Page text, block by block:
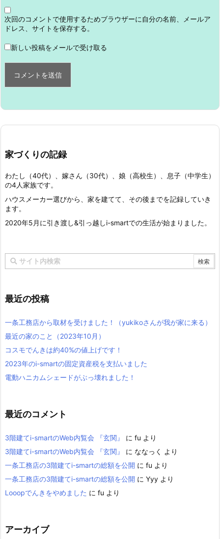
次回のコメントで使用するためブラウザーに自分の名前、メールア
ドレス、サイトを保存する。
新しい投稿をメールで受け取る
家づくりの記録
わたし（40代）、嫁さん（30代）、娘（高校生）、息子（中学生）
の4人家族です。
ハウスメーカー選びから、家を建てて、その後までを記録していき
ます。
2020年5月に引き渡し&引っ越しi-smartでの生活が始まりました。
最近の投稿
一条工務店から取材を受けました！（yukikoさんが我が家に来る）
最近の家のこと（2023年10月）
コスモでんきは約40%の値上げです！
2023年のi-smartの固定資産税を支払いました
電動ハニカムシェードがぶっ壊れました！
最近のコメント
3階建てi-smartのWeb内覧会 『玄関』 に fu より
3階建てi-smartのWeb内覧会 『玄関』
に ななっく
より
一条工務店の3階建てi-smartの総額を公開 に fu より
一条工務店の3階建てi-smartの総額を公開 に Yyy より
Looopでんきをやめました に fu より
アーカイブ